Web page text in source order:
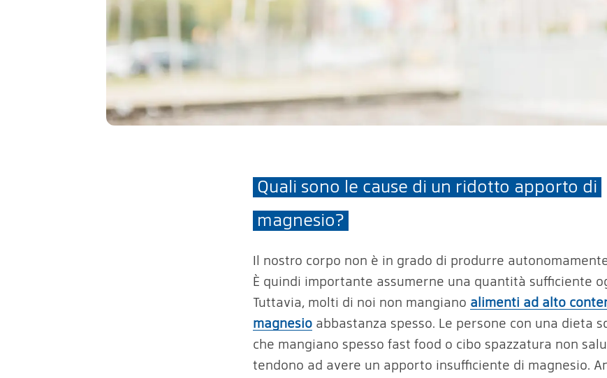
Quali sono le cause di un ridotto apporto di
magnesio?
Il nostro corpo non è in grado di produrre
È quindi importante assumerne una quantità sufficiente
Tuttavia, molti di noi non mangiano alimenti ad alto
magnesio abbastanza spesso. Le persone con una dieta
che mangiano spesso fast food o cibo spazzatura non
tendono ad avere un apporto insufficiente di magnesio.